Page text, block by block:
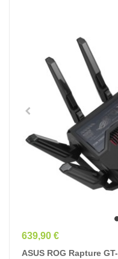
Prix
639,90 €
ASUS ROG Rapture